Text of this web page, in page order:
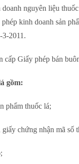
nguyên liệu
kinh doanh sản
2011.
Giấy phép bán
gồm:
phẩm thuốc lá;
chứng nhận mã số